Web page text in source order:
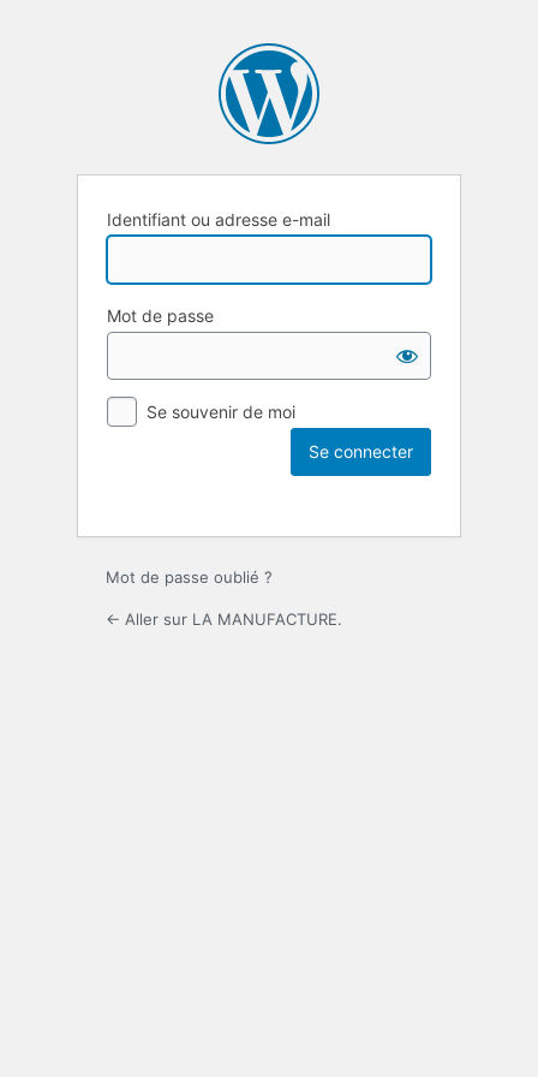
Identifiant ou adresse e-mail
Mot de passe
Se souvenir de moi
Mot de passe oublié ?
← Aller sur LA MANUFACTURE.